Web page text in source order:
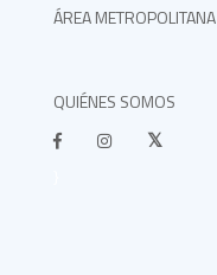
ÁREA METROPOLITANA
QUIÉNES SOMOS